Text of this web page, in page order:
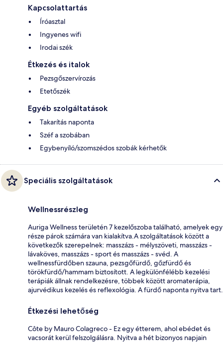
Kapcsolattartás
Íróasztal
Ingyenes wifi
Irodai szék
Étkezés és italok
Pezsgőszervírozás
Etetőszék
Egyéb szolgáltatások
Takarítás naponta
Széf a szobában
Egybenyíló/szomszédos szobák kérhetők
Speciális szolgáltatások
Wellnessrészleg
Auriga Wellness területén 7 kezelőszoba található, amelyek egy
része párok számára van kialakítva.A szolgáltatások között a
következők szerepelnek: masszázs - mélyszöveti, masszázs -
lávaköves, masszázs - sport és masszázs - svéd. A
wellnessfürdőben szauna, pezsgőfürdő, gőzfürdő és
törökfürdő/hammam biztosított. A legkülönfélébb kezelési
terápiák állnak rendelkezésre, többek között aromaterápia,
ajurvédikus kezelés és reflexológia. A fürdő naponta nyitva tart.
Étkezési lehetőség
Côte by Mauro Colagreco - Ez egy étterem, ahol ebédet és
vacsorát kerül felszolgálásra. Nyitva a hét bizonyos napjain